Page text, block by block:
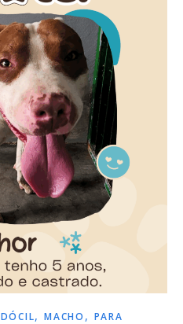
DÓCIL,MACHO , PARA